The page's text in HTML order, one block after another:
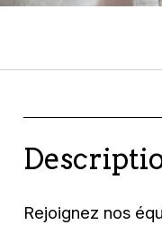
Rejoignez nos